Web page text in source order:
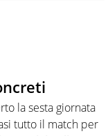
la sesta giornata
tutto il match per